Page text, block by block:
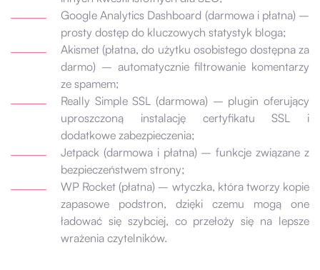
Google Analytics Dashboard (darmowa i płatna) –
prosty dostęp do kluczowych statystyk bloga;
Akismet (płatna, do użytku osobistego dostępna za
darmo) – automatycznie filtrowanie komentarzy
ze spamem;
Really Simple SSL (darmowa) – plugin oferujący
uproszczoną instalację certyfikatu SSL i
dodatkowe zabezpieczenia;
Jetpack (darmowa i płatna) – funkcje związane z
bezpieczeństwem strony;
WP Rocket (płatna) – wtyczka, która tworzy kopie
zapasowe podstron, dzięki czemu mogą one
ładować się szybciej, co przełoży się na lepsze
wrażenia czytelników.